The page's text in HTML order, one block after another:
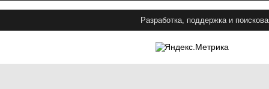
Разработка, поддержка и